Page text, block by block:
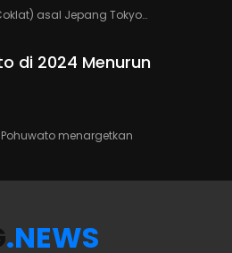
asal Jepang Tokyo…
di 2024 Menurun
Pohuwato menargetkan
.NEWS